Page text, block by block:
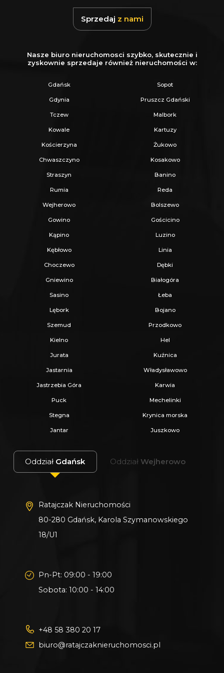
w sąsiedztwie łąk, lasów oraz luźnej zabudowy
jednorodzinnej.
Jeśli szukasz nowoczesnego bliźniaka w
spokojnej i zielonej okolicy, z szybkim
dojazdem do Trójmiasta - ta oferta jest
zdecydowanie warta uwagi.
Zapraszam do kontaktu w celu uzyskania
szczegółowych informacji.
KUP Z NAMI - NAJKORZYSTNIEJ,
NAJSZYBCIEJ I BEZPIECZNIE!
Jeżeli zainteresowało Cię powyższe ogłoszenie
- Zadzwoń pod wskazany nr tel.
- Umów się na Prezentację,
- Przyjedź i Obejrzyj na żywo,
- Zaproponuj Swoją cenę prezentowanej
nieruchomości.
Gwarantujemy bezpieczny zakup i najlepszą
CENĘ.
Oferujemy skuteczną i bezpłatną pomoc w
uzyskaniu kredytu.
Zapewniamy fachowe doradztwo przy zakupie
Wszystkie nasze transakcje są objęte
ubezpieczeniem OC w PZU.
Specjalną.
Więcej podobnych ofert znajdziesz na naszej
Sprzedaj z nami
Nasze biuro nieruchomosci szybko, skutecznie i
zyskownie sprzedaje również nieruchomości w:
Gdańsk Sopot
Gdynia Pruszcz Gdański
Tczew Malbork
Kowale Kartuzy
Kościerzyna Żukowo
Chwaszczyno Kosakowo
Straszyn Banino
Rumia Reda
Wejherowo Bolszewo
Gowino Gościcino
Kąpino Luzino
Kębłowo Linia
Choczewo Dębki
Gniewino Białogóra
Sasino Łeba
Lębork Bojano
Szemud Przodkowo
Kielno Hel
Jurata Kuźnica
Jastarnia Władysławowo
Jastrzebia Góra Karwia
Puck Mechelinki
Stegna Krynica morska
Jantar Juszkowo
Oddział Gdańsk Oddział Wejherowo
Ratajczak Nieruchomości
80-280 Gdańsk, Karola Szymanowskiego
18/U1
Pn-Pt: 09:00 - 19:00
Sobota: 10:00 - 14:00
+48 58 380 20 17
biuro@ratajczaknieruchomosci.pl